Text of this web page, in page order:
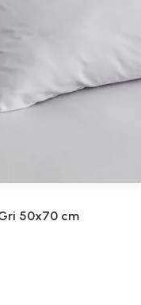
Gri 50x70 cm